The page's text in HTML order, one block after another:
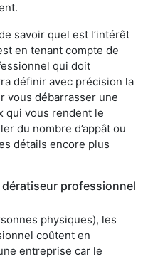
savoir quel est l’intérêt
en tenant compte de
qui doit
définir avec précision la
vous débarrasser une
qui vous rendent le
du nombre d’appât ou
détails encore plus
dératiseur professionnel
physiques), les
coûtent en
entreprise car le